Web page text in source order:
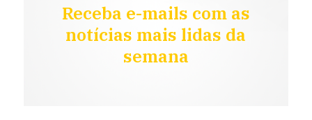
Receba e-mails com as
notícias mais lidas da
semana